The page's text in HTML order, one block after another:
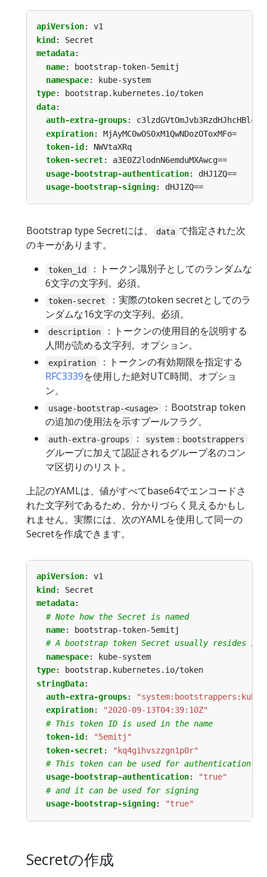
apiVersion:
v1
kind :
Secret
metadata:
name:
bootstrap-token-5emitj
namespace:
kube-system
type:
bootstrap.kubernetes.io/token
data:
auth-extra-groups:
expiration:
MjAyMC0wOS0xM1QwNDozOToxMFo=
token-id :
NWVtaXRq
token-secret:
a3E0Z2lodnN6emduMXAwcg==
usage-bootstrap-authentication:
dHJ1ZQ==
usage-bootstrap-signing: dHJ1ZQ==
Bootstrap type Secretには、 data で指定された次
のキーがあります。
token_id
：トークン識別子としてのランダムな
6文字の文字列。必須。
token-secret
：実際のtoken secretとしてのラ
ンダムな16文字の文字列。必須。
description
：トークンの使用目的を説明する
人間が読める文字列。オプション。
expiration
：トークンの有効期限を指定する
RFC3339を使用した絶対UTC時間。オプショ
ン。
usage-bootstrap-<usage>
：Bootstrap token
の追加の使用法を示すブールフラグ。
auth-extra-groups ： system：bootstrappers
グループに加えて認証されるグループ名のコン
マ区切りのリスト。
上記のYAMLは、値がすべてbase64でエンコードさ
れた文字列であるため、分かりづらく見えるかもし
れません。実際には、次のYAMLを使用して同一の
Secretを作成できます。
apiVersion:
v1
kind :
Secret
metadata:
# Note how the Secret is named
name:
bootstrap-token-5emitj
# A bootstrap token Secret usually resides in
namespace:
kube-system
type:
bootstrap.kubernetes.io/token
stringData:
auth-extra-groups:
expiration:
"2020-09-13T04:39:10Z"
# This token ID is used in the name
token-id :
"5emitj"
token-secret:
"kq4gihvszzgn1p0r"
# This token can be used for authentication
usage-bootstrap-authentication:
"true"
# and it can be used for signing
usage-bootstrap-signing: "true"
Secretの作成